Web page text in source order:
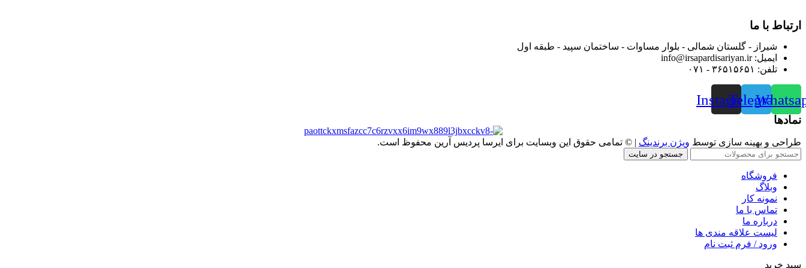
ارتباط با ما
شیراز - گلستان شمالی - بلوار مساوات - ساختمان سپید - طبقه اول
ایمیل: info@irsapardisariyan.ir
تلفن: ۳۶۵۱۵۶۵۱ - ۰۷۱
Telegram
Instagram
نمادها
طراحی و بهینه سازی توسط ویژن برندینگ | © تمامی حقوق این وبسایت برای ایرسا پردیس آرین محفوظ است.
جستجو در سایت
فروشگاه
وبلاگ
نمونه کار
تماس با ما
درباره ما
لیست علاقه مندی ها
ورود / فرم ثبت نام
سبد خرید